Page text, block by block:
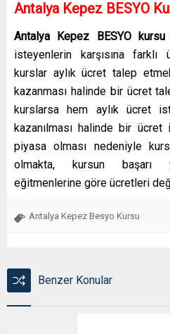
Antalya Kepez BESYO
Antalya Kepez BESYO kursu
isteyenlerin karşısına farklı
kurslar aylık ücret talep
kazanması halinde bir ücret
kurslarsa hem aylık ücret
kazanılması halinde bir
piyasa olması nedeniyle
olmakta, kursun başarı
eğitmenlerine göre ücretleri
Antalya Kepez Besyo Kursu
Benzer Konular